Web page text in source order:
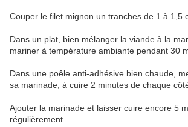
Couper le filet mignon un tranches de 1 à 1,5
Dans un plat, bien mélanger la viande à la
mariner à température ambiante pendant 30
Dans une poêle anti-adhésive bien chaude,
sa marinade, à cuire 2 minutes de chaque
Ajouter la marinade et laisser cuire encore 5
régulièrement.